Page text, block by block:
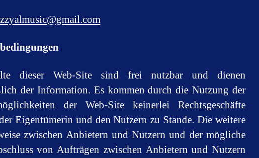
dieser Web-Site sind frei nutzbar und dienen
der Information. Es kommen durch die Nutzung der
der Web-Site keinerlei Rechtsgeschäfte
Eigentümerin und den Nutzern zu Stande. Die weitere
zwischen Anbietern und Nutzern und der mögliche
von Aufträgen zwischen Anbietern und Nutzern